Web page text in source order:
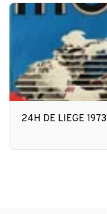
24H DE LIEGE 1973